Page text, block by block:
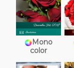
Mono
color